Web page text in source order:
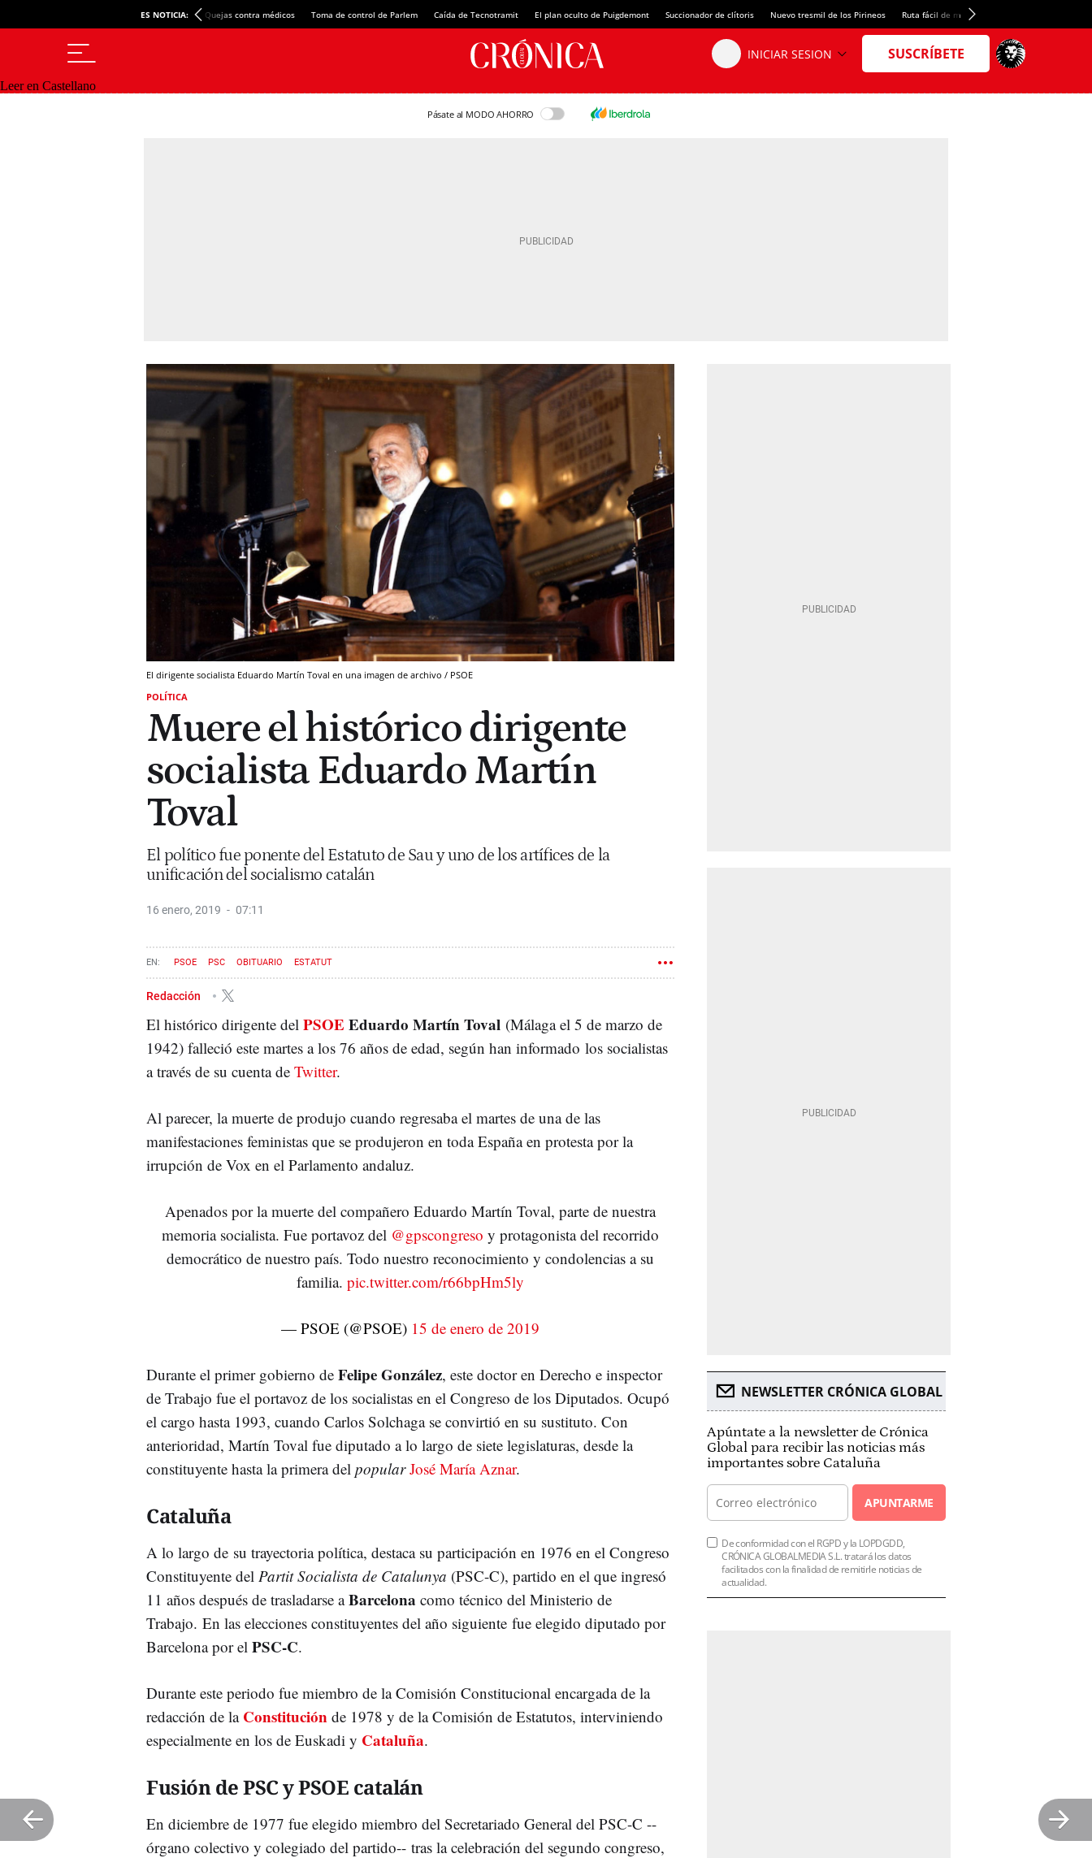
ES NOTICIA: Quejas contra médicos Toma de control de Parlem Caída de Tecnotramit El plan oculto de Puigdemont Succionador de clítoris Nuevo tresmil de los Pirineos Ruta fácil de montaña
Leer en Castellano
Pásate al MODO AHORRO
El dirigente socialista Eduardo Martín Toval en una imagen de archivo / PSOE
POLÍTICA
Muere el histórico dirigente
socialista Eduardo Martín
Toval
El político fue ponente del Estatuto de Sau y uno de los artífices de la
unificación del socialismo catalán
16 enero, 2019 07:11
PSOE PSC OBITUARIO ESTATUT
Redacción
El histórico dirigente del PSOE Eduardo Martín Toval (Málaga el 5 de marzo de
1942) falleció este martes a los 76 años de edad, según han informado los socialistas
a través de su cuenta de Twitter.
Al parecer, la muerte de produjo cuando regresaba el martes de una de las
manifestaciones feministas que se produjeron en toda España en protesta por la
irrupción de Vox en el Parlamento andaluz.
Apenados por la muerte del compañero Eduardo Martín Toval, parte de nuestra
memoria socialista. Fue portavoz del @gpscongreso y protagonista del recorrido
democrático de nuestro país. Todo nuestro reconocimiento y condolencias a su
familia.pic.twitter.com/r66bpHm5ly
— PSOE (@PSOE) 15 de enero de 2019
Durante el primer gobierno de Felipe González, este doctor en Derecho e inspector
de Trabajo fue el portavoz de los socialistas en el Congreso de los Diputados. Ocupó
el cargo hasta 1993, cuando Carlos Solchaga se convirtió en su sustituto. Con
anterioridad, Martín Toval fue diputado a lo largo de siete legislaturas, desde la
constituyente hasta la primera del popularJosé María Aznar.
Cataluña
A lo largo de su trayectoria política, destaca su participación en 1976 en el Congreso
Constituyente del Partit Socialista de Catalunya (PSC-C), partido en el que ingresó
11 años después de trasladarse aBarcelona como técnico del Ministerio de
Trabajo. En las elecciones constituyentes del año siguiente fue elegido diputado por
Barcelona por el PSC-C.
Durante este periodo fue miembro de la Comisión Constitucional encargada de la
redacción de la Constitución de 1978 y de la Comisión de Estatutos, interviniendo
especialmente en los de Euskadi y Cataluña.
Fusión de PSC y PSOE catalán
En diciembre de 1977 fue elegido miembro del Secretariado General del PSC-C --
órgano colectivo y colegiado del partido-- tras la celebración del segundo congreso,
NEWSLETTER CRÓNICA GLOBAL
Apúntate a la newsletter de Crónica
Global para recibir las noticias más
importantes sobre Cataluña
APUNTARME
De conformidad con el RGPD y la LOPDGDD,
CRÓNICA GLOBALMEDIA S.L. tratará los datos
facilitados con la finalidad de remitirle noticias de
actualidad.